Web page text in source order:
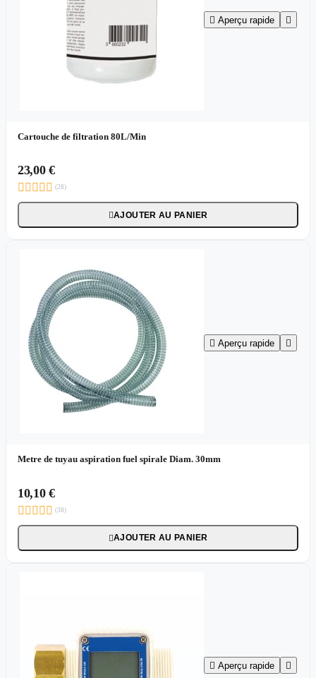
 Aperçu rapide 
Cartouche de filtration 80L/Min
23,00 €
     (28)
AJOUTER AU PANIER
 Aperçu rapide 
Metre de tuyau aspiration fuel spirale Diam. 30mm
10,10 €
     (38)
AJOUTER AU PANIER
 Aperçu rapide 